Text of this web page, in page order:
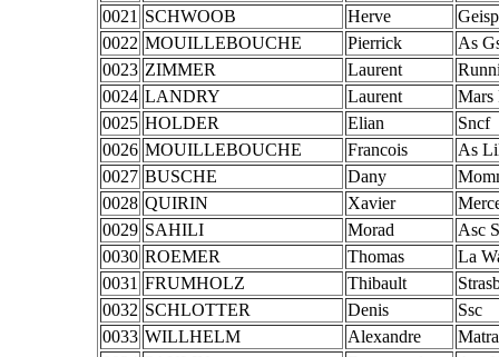
0021 SCHWOOB Herve
0022 MOUILLEBOUCHE Pierrick
As
0023 ZIMMER Laurent
0024 LANDRY Laurent
Mars
0025 HOLDER Elian
Sncf
0026 MOUILLEBOUCHE Francois
As
0027 BUSCHE Dany
0028 QUIRIN Xavier
0029 SAHILI Morad
Asc
0030 ROEMER Thomas
La
0031 FRUMHOLZ Thibault
0032 SCHLOTTER Denis
Ssc
0033 WILLHELM Alexandre